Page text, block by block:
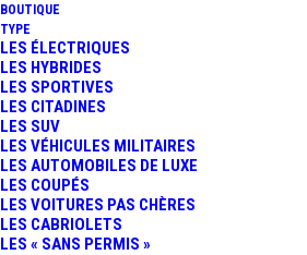
BOUTIQUE
TYPE
LES ÉLECTRIQUES
LES HYBRIDES
LES SPORTIVES
LES CITADINES
LES SUV
LES VÉHICULES MILITAIRES
LES AUTOMOBILES DE LUXE
LES COUPÉS
LES VOITURES PAS CHÈRES
LES CABRIOLETS
LES « SANS PERMIS »